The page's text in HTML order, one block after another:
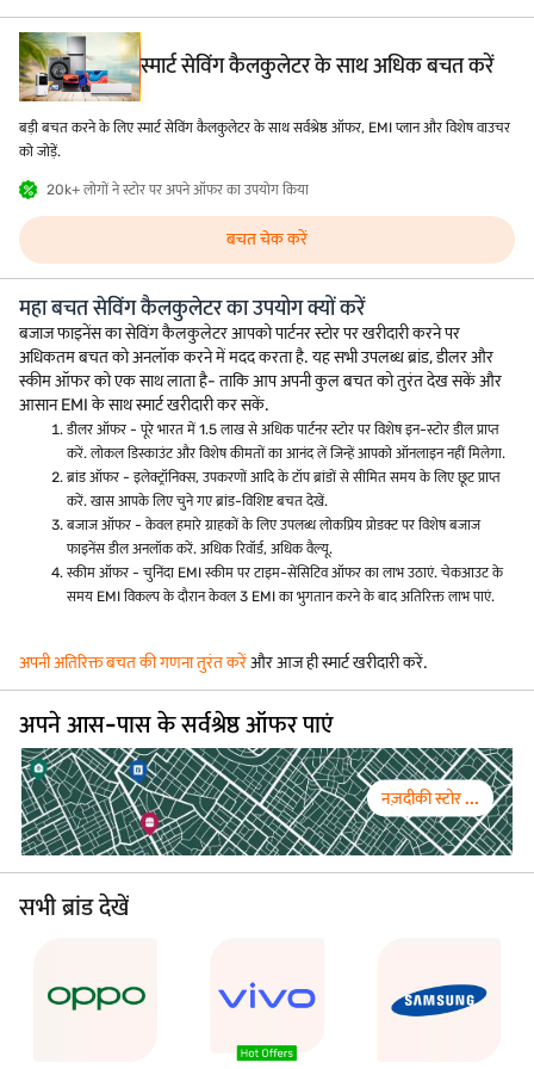
स्मार्ट सेविंग कैलकुलेटर के साथ अधिक बचत करें
बड़ी बचत करने के लिए स्मार्ट सेविंग कैलकुलेटर के साथ सर्वश्रेष्ठ ऑफर, EMI प्लान और विशेष वाउचर
को जोड़ें.
20k+ लोगों ने स्टोर पर अपने ऑफर का उपयोग किया
बचत चेक करें
महा बचत सेविंग कैलकुलेटर का उपयोग क्यों करें
बजाज फाइनेंस का सेविंग कैलकुलेटर आपको पार्टनर स्टोर पर खरीदारी करने पर
अधिकतम बचत को अनलॉक करने में मदद करता है. यह सभी उपलब्ध ब्रांड, डीलर और
स्कीम ऑफर को एक साथ लाता है- ताकि आप अपनी कुल बचत को तुरंत देख सकें और
आसान EMI के साथ स्मार्ट खरीदारी कर सकें.
डीलर ऑफर - पूरे भारत में 1.5 लाख से अधिक पार्टनर स्टोर पर विशेष इन-स्टोर डील प्राप्त
करें. लोकल डिस्काउंट और विशेष कीमतों का आनंद लें जिन्हें आपको ऑनलाइन नहीं मिलेगा.
ब्रांड ऑफर - इलेक्ट्रॉनिक्स, उपकरणों आदि के टॉप ब्रांडों से सीमित समय के लिए छूट प्राप्त
करें. खास आपके लिए चुने गए ब्रांड-विशिष्ट बचत देखें.
बजाज ऑफर - केवल हमारे ग्राहकों के लिए उपलब्ध लोकप्रिय प्रोडक्ट पर विशेष बजाज
फाइनेंस डील अनलॉक करें. अधिक रिवॉर्ड, अधिक वैल्यू.
स्कीम ऑफर - चुनिंदा EMI स्कीम पर टाइम-सेंसिटिव ऑफर का लाभ उठाएं. चेकआउट के
समय EMI विकल्प के दौरान केवल 3 EMI का भुगतान करने के बाद अतिरिक्त लाभ पाएं.
अपनी अतिरिक्त बचत की गणना तुरंत करेंऔर आज ही स्मार्ट खरीदारी करें.
अपने आस-पास के सर्वश्रेष्ठ ऑफर पाएं
नज़दीकी स्टोर ...
सभी ब्रांड देखें